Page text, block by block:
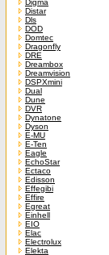
Digma
Distar
Dls
DOD
Domtec
Dragonfly
DRE
Dreambox
Dreamvision
DSPXmini
Dual
Dune
DVR
Dynatone
Dyson
E-MU
E-Ten
Eagle
EchoStar
Ectaco
Edisson
Effegibi
Effire
Egreat
Einhell
EIO
Elac
Electrolux
Elekta